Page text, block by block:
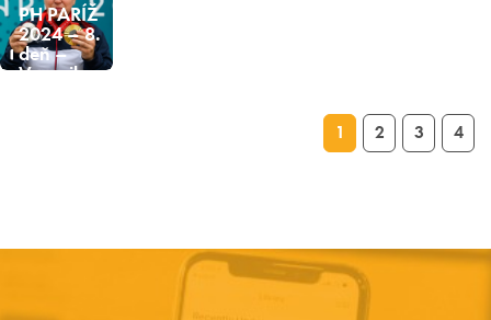
PH PARÍŽ
2024 – 8.
deň –
Veronika
1 2 3 4